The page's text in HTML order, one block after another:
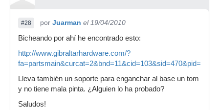
#28 por Juarman el 19/04/2010
Bicheando por ahí he encontrado esto:
http://www.gibraltarhardware.com/?
fa=partsmain&curcat=2&bnd=11&cid=103&sid=470&pid=2286
Lleva también un soporte para enganchar al base un tom
y no tiene mala pinta. ¿Alguien lo ha probado?
Saludos!